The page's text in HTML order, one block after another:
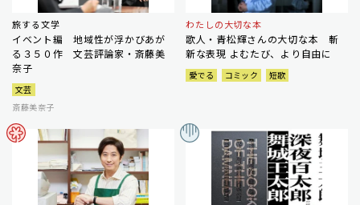
旅する文学
イベント編 地域性が浮かびあが
る３５０作 文芸評論家・斎藤美
奈子
文芸
斎藤美奈子
わたしの大切な本
歌人・青松輝さんの大切な本 斬
新な表現 よむたび、より自由に
愛でる コミック 短歌